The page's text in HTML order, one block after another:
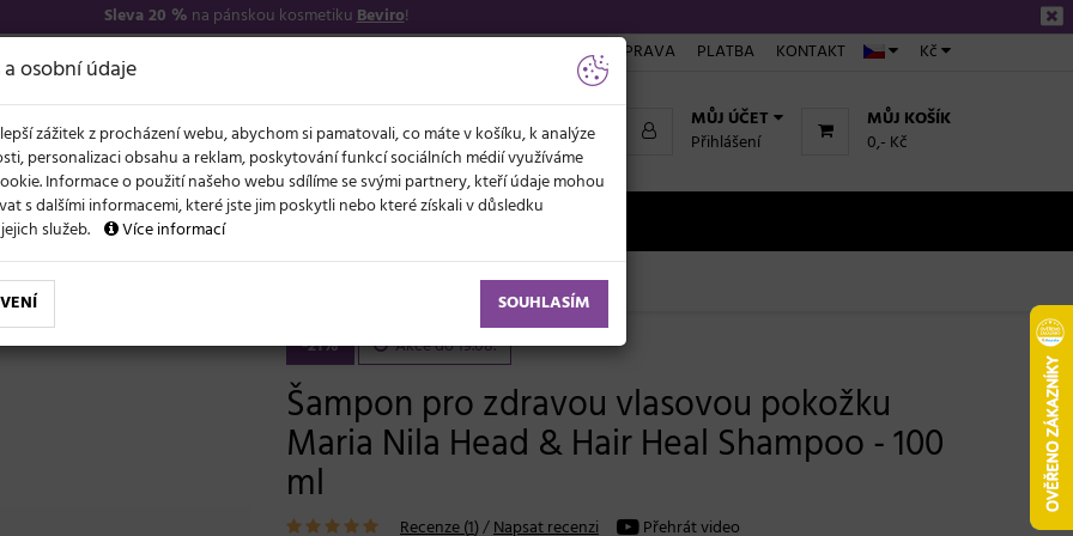
Sleva 20 % na pánskou kosmetikuBeviro!
Kč
DOPRAVA PLATBA KONTAKT
MŮJ KOŠÍK
0,- Kč
MŮJ ÚČET
Přihlášení
NOVĚ LÉTO A VLASY AKCE
Šampon pro zdravou vlasovou pokožku Maria Nila Head & Hair Heal Shampoo - 100 ml
-21% Akce do 19.08.
Šampon pro zdravou vlasovou pokožku
Maria Nila Head & Hair Heal Shampoo - 100
ml
Recenze (1)/Napsat recenzi Přehrát video
osobní údaje
zážitek z procházení webu, abychom si pamatovali, co máte v košíku, k analýze
personalizaci obsahu a reklam, poskytování funkcí sociálních médií využíváme
Informace o použití našeho webu sdílíme se svými partnery, kteří údaje mohou
s dalšími informacemi, které jste jim poskytli nebo které získali v důsledku
služeb.
Více informací
SOUHLASÍM